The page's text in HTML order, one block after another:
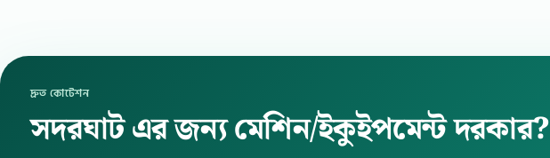
দ্রুত কোটেশন
সদরঘাট এর জন্য মেশিন/ইকুইপমেন্ট দরকার?